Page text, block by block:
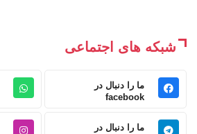
شبکه های اجتماعی
ما را دنبال در
facebook
ما را دنبال در